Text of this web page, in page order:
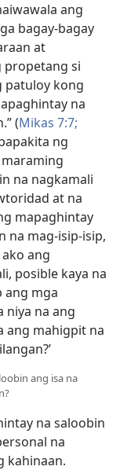
ang
bagay-bagay
at
propetang si
patuloy kong
na
(Mikas 7:7;
ng
maraming
na nagkamali
at na
mapaghintay
na mag-isip-isip,
ang
posible kaya na
ang mga
niya na ang
ang mahigpit na
ang isa na
na saloobin
na
kahinaan.